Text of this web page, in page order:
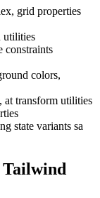
grid properties
utilities
constraints
colors,
at transform utilities
state variants sa
Tailwind